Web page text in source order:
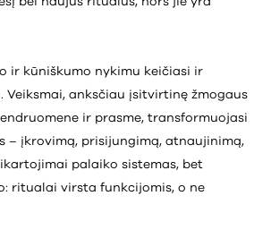
ir kūniškumo nykimu keičiasi ir
Veiksmai, anksčiau įsitvirtinę žmogaus
ir prasme, transformuojasi
– įkrovimą, prisijungimą, atnaujinimą,
palaiko sistemas, bet
ritualai virsta funkcijomis, o ne